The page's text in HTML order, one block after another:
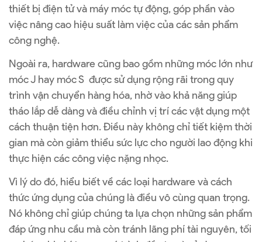
thiết bị điện tử và máy móc tự động, góp phần vào
việc nâng cao hiệu suất làm việc của các sản phẩm
công nghệ.
Ngoài ra, hardware cũng bao gồm những móc lớn như
móc J hay móc S được sử dụng rộng rãi trong quy
trình vận chuyển hàng hóa, nhờ vào khả năng giúp
tháo lắp dễ dàng và điều chỉnh vị trí các vật dụng một
cách thuận tiện hơn. Điều này không chỉ tiết kiệm thời
gian mà còn giảm thiểu sức lực cho người lao động khi
thực hiện các công việc nặng nhọc.
Vì lý do đó, hiểu biết về các loại hardware và cách
thức ứng dụng của chúng là điều vô cùng quan trọng.
Nó không chỉ giúp chúng ta lựa chọn những sản phẩm
đáp ứng nhu cầu mà còn tránh lãng phí tài nguyên, tối